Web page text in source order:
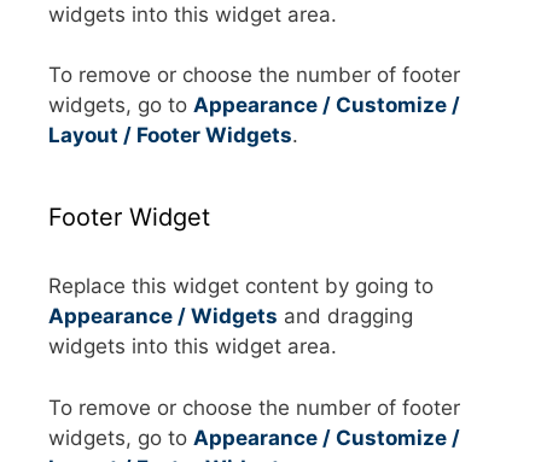
widgets into this widget area.
To remove or choose the number of footer
widgets, go to Appearance / Customize /
Layout / Footer Widgets.
Footer Widget
Replace this widget content by going to
Appearance / Widgets and dragging
widgets into this widget area.
To remove or choose the number of footer
widgets, go to Appearance / Customize /